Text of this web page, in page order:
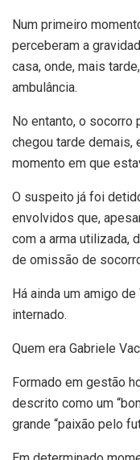
Num primeiro
perceberam a
casa, onde, mais
ambulância.
No entanto, o
chegou tarde demais,
momento em que
O suspeito já foi
envolvidos que,
com a arma utilizada,
de omissão de
Há ainda um amigo
internado.
Quem era Gabriele
Formado em gestão
descrito como um
grande “paixão pelo